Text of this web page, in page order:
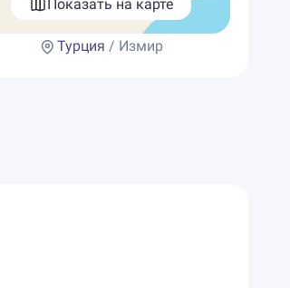
Показать на карте
Турция / Измир